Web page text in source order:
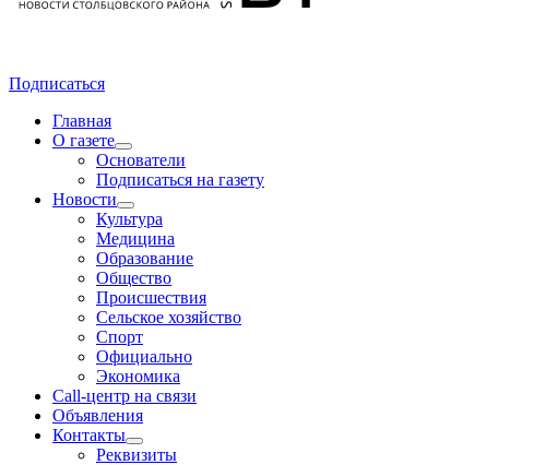
Подписаться
Главная
О газете
Основатели
Подписаться на газету
Новости
Культура
Медицина
Образование
Общество
Происшествия
Сельское хозяйство
Спорт
Официально
Экономика
Call-центр на связи
Объявления
Контакты
Реквизиты